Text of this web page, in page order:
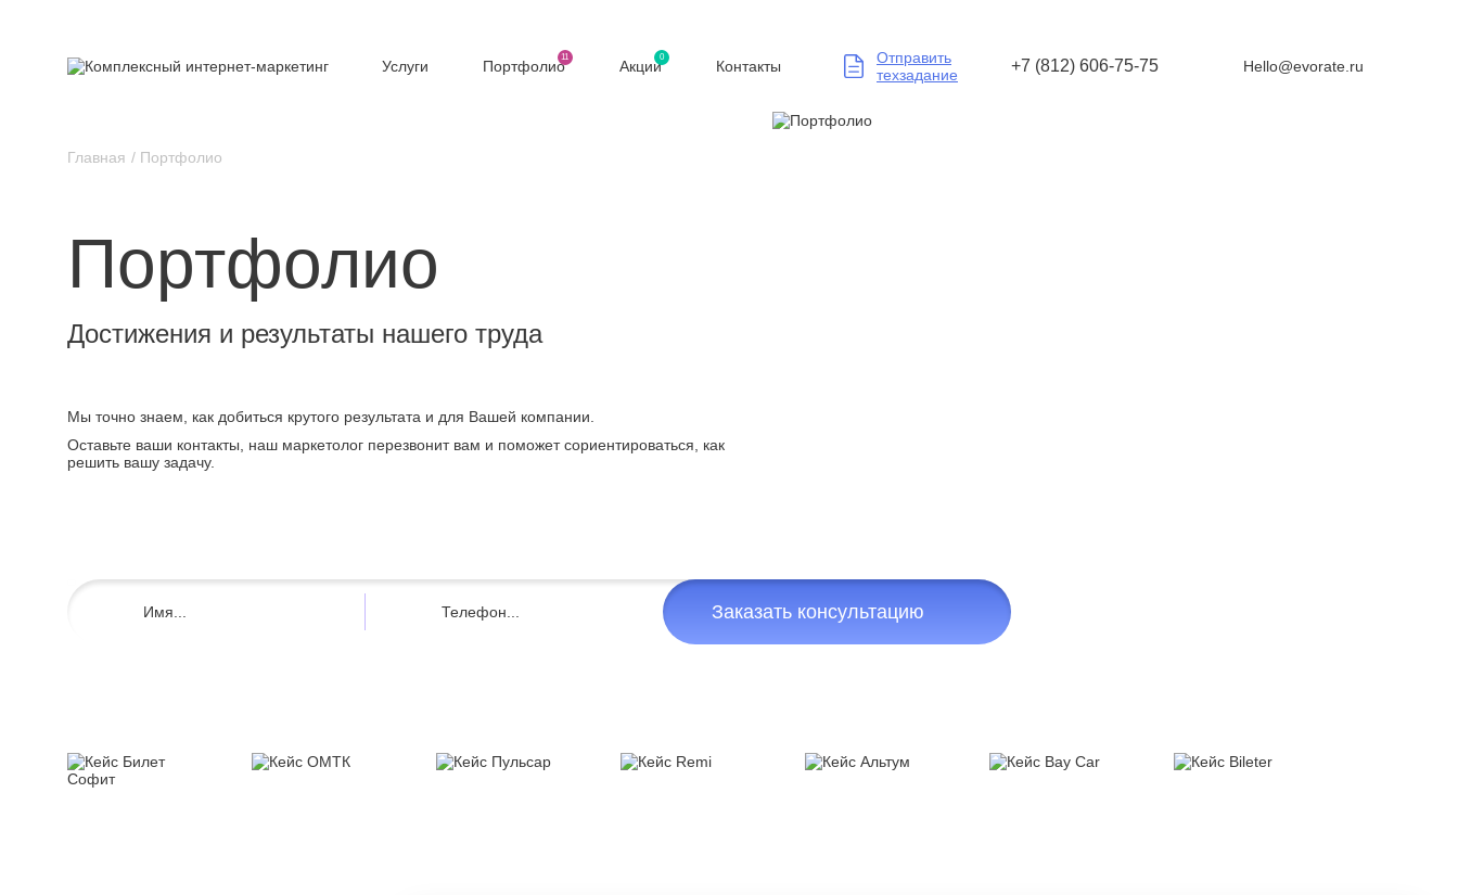
Услуги Портфолио
11
Акции
0
Контакты
Отправить
техзадание
+7 (812) 606-75-75 Hello@evorate.ru
Главная Портфолио
Портфолио
Достижения и результаты нашего труда
Мы точно знаем, как добиться крутого результата и для Вашей компании.
Оставьте ваши контакты, наш маркетолог перезвонит вам и поможет сориентироваться, как
решить вашу задачу.
Заказать консультацию